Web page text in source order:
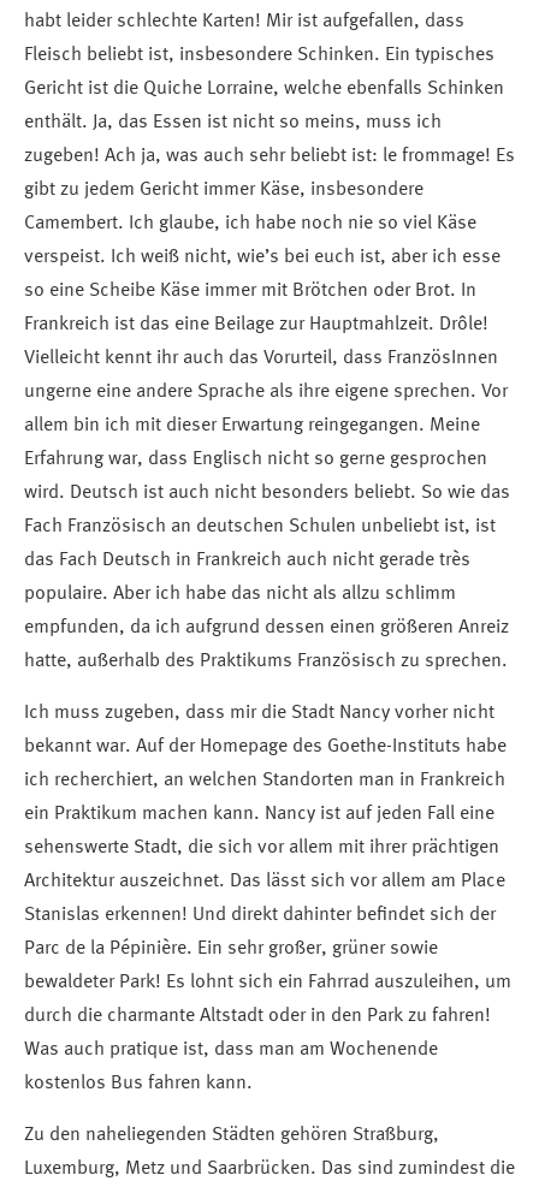
habt leider schlechte Karten! Mir ist aufgefallen, dass
Fleisch beliebt ist, insbesondere Schinken. Ein typisches
Gericht ist die Quiche Lorraine, welche ebenfalls Schinken
enthält. Ja, das Essen ist nicht so meins, muss ich
zugeben! Ach ja, was auch sehr beliebt ist: le frommage! Es
gibt zu jedem Gericht immer Käse, insbesondere
Camembert. Ich glaube, ich habe noch nie so viel Käse
verspeist. Ich weiß nicht, wie’s bei euch ist, aber ich esse
so eine Scheibe Käse immer mit Brötchen oder Brot. In
Frankreich ist das eine Beilage zur Hauptmahlzeit. Drôle!
Vielleicht kennt ihr auch das Vorurteil, dass FranzösInnen
ungerne eine andere Sprache als ihre eigene sprechen. Vor
allem bin ich mit dieser Erwartung reingegangen. Meine
Erfahrung war, dass Englisch nicht so gerne gesprochen
wird. Deutsch ist auch nicht besonders beliebt. So wie das
Fach Französisch an deutschen Schulen unbeliebt ist, ist
das Fach Deutsch in Frankreich auch nicht gerade très
populaire. Aber ich habe das nicht als allzu schlimm
empfunden, da ich aufgrund dessen einen größeren Anreiz
hatte, außerhalb des Praktikums Französisch zu sprechen.
Ich muss zugeben, dass mir die Stadt Nancy vorher nicht
bekannt war. Auf der Homepage des Goethe-Instituts habe
ich recherchiert, an welchen Standorten man in Frankreich
ein Praktikum machen kann. Nancy ist auf jeden Fall eine
sehenswerte Stadt, die sich vor allem mit ihrer prächtigen
Architektur auszeichnet. Das lässt sich vor allem am Place
Stanislas erkennen! Und direkt dahinter befindet sich der
Parc de la Pépinière. Ein sehr großer, grüner sowie
bewaldeter Park! Es lohnt sich ein Fahrrad auszuleihen, um
durch die charmante Altstadt oder in den Park zu fahren!
Was auch pratique ist, dass man am Wochenende
kostenlos Bus fahren kann.
Zu den naheliegenden Städten gehören Straßburg,
Luxemburg, Metz und Saarbrücken. Das sind zumindest die